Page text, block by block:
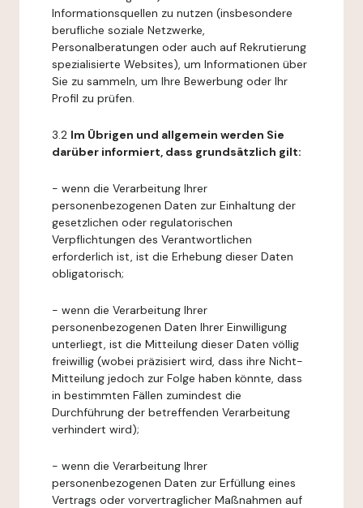
Informationsquellen zu nutzen (insbesondere
berufliche soziale Netzwerke,
Personalberatungen oder auch auf Rekrutierung
spezialisierte Websites), um Informationen über
Sie zu sammeln, um Ihre Bewerbung oder Ihr
Profil zu prüfen.
3.2 Im Übrigen und allgemein werden Sie
darüber informiert, dass grundsätzlich gilt:
- wenn die Verarbeitung Ihrer
personenbezogenen Daten zur Einhaltung der
gesetzlichen oder regulatorischen
Verpflichtungen des Verantwortlichen
erforderlich ist, ist die Erhebung dieser Daten
obligatorisch;
- wenn die Verarbeitung Ihrer
personenbezogenen Daten Ihrer Einwilligung
unterliegt, ist die Mitteilung dieser Daten völlig
freiwillig (wobei präzisiert wird, dass ihre Nicht-
Mitteilung jedoch zur Folge haben könnte, dass
in bestimmten Fällen zumindest die
Durchführung der betreffenden Verarbeitung
verhindert wird);
- wenn die Verarbeitung Ihrer
personenbezogenen Daten zur Erfüllung eines
Vertrags oder vorvertraglicher Maßnahmen auf